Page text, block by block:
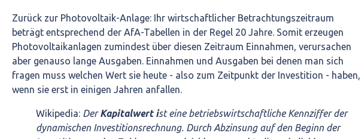
Zurück zur Photovoltaik-Anlage: Ihr wirtschaftlicher Betrachtungszeitraum
beträgt entsprechend der AfA-Tabellen in der Regel 20 Jahre. Somit erzeugen
Photovoltaikanlagen zumindest über diesen Zeitraum Einnahmen, verursachen
aber genauso lange Ausgaben. Einnahmen und Ausgaben bei denen man sich
fragen muss welchen Wert sie heute - also zum Zeitpunkt der Investition - haben,
wenn sie erst in einigen Jahren anfallen.
Wikipedia: DerKapitalwert ist eine betriebswirtschaftliche Kennziffer der
dynamischen Investitionsrechnung. Durch Abzinsung auf den Beginn der